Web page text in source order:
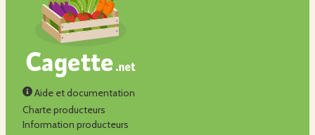
Aide et documentation
Charte producteurs
Information producteurs